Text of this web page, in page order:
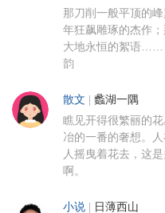
那刀削一般平顶的
年狂飙雕琢的杰作
大地永恒的絮语……
韵
散文 蠡湖一隅
瞧见开得很繁丽的
冶的一番的奢想。
人摇曳着花去，这
啊。
小说 日薄西山